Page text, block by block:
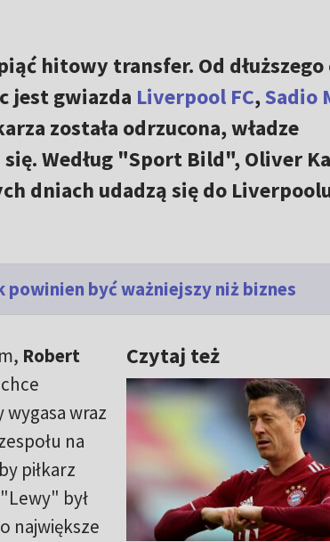
hitowy transfer. Od dłuższego
jest gwiazda Liverpool FC,Sadio
została odrzucona, władze
Według "Sport Bild", Oliver
dniach udadzą się do
powinien być ważniejszy niż biznes
Czytaj też
Robert
wraz
na
piłkarz
był
największe